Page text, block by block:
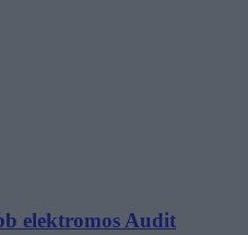
elektromos Audit